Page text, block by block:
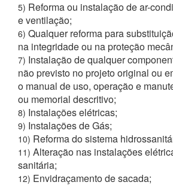
5) Reforma ou instalação de ar-
e ventilação;
6) Qualquer reforma para
na integridade ou na proteção
7) Instalação de qualquer
não previsto no projeto original ou
o manual de uso, operação e
ou memorial descritivo;
8) Instalações elétricas;
9) Instalações de Gás;
10) Reforma do sistema
11) Alteração nas instalações
sanitária;
12) Envidraçamento de sacada;